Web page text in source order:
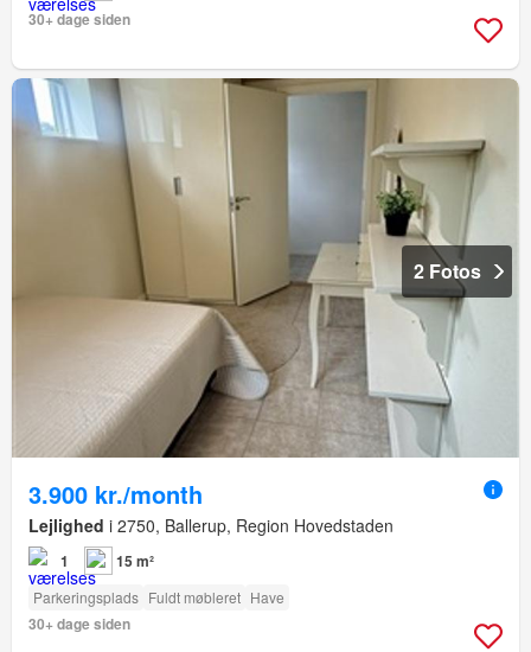
30+ dage siden
2 Fotos
3.900 kr./month
Lejlighed i 2750, Ballerup, Region Hovedstaden
1 15 m²
Parkeringsplads Fuldt møbleret Have
30+ dage siden